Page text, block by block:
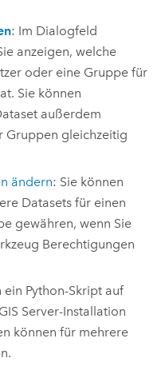
: Im Dialogfeld
anzeigen, welche
oder eine Gruppe für
Sie können
außerdem
Gruppen gleichzeitig
ändern: Sie können
Datasets für einen
gewähren, wenn Sie
Berechtigungen
ein Python-Skript auf
Server-Installation
können für mehrere